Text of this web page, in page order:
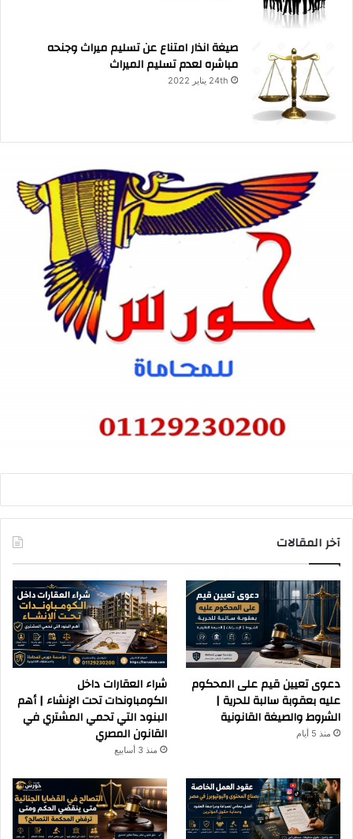
صيغة انذار امتناع عن تسليم ميراث وجنحه
مباشره لعدم تسليم الميراث
24th يناير 2022
آخر المقالات
دعوى تعيين قيم على المحكوم
عليه بعقوبة سالبة للحرية |
الشروط والصيغة القانونية
منذ 5 أيام
شراء العقارات داخل
الكومباوندات تحت الإنشاء | أهم
البنود التي تحمي المشتري في
القانون المصري
منذ 3 أسابيع